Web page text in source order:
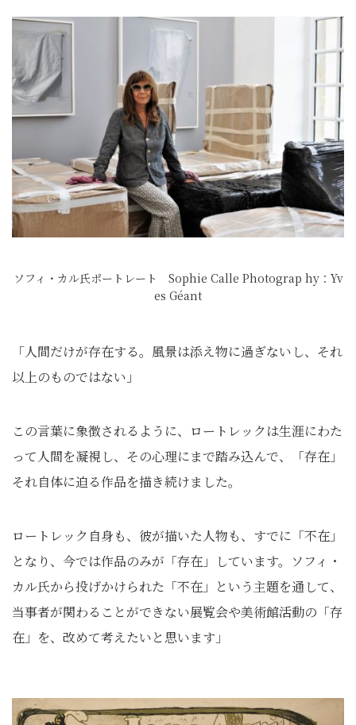
ソフィ・カル氏ポートレート Sophie Calle Photograp hy：Yv
es Géant
「人間だけが存在する。風景は添え物に過ぎないし、それ
以上のものではない」
この言葉に象徴されるように、ロートレックは生涯にわた
って人間を凝視し、その心理にまで踏み込んで、「存在」
それ自体に迫る作品を描き続けました。
ロートレック自身も、彼が描いた人物も、すでに「不在」
となり、今では作品のみが「存在」しています。ソフィ・
カル氏から投げかけられた「不在」という主題を通して、
当事者が関わることができない展覧会や美術館活動の「存
在」を、改めて考えたいと思います」